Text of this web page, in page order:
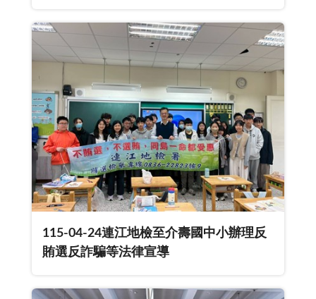
115-04-24連江地檢至介壽國中小辦理反
賄選反詐騙等法律宣導